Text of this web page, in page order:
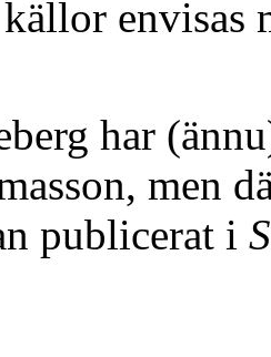
envisas
har
men
publicerat i